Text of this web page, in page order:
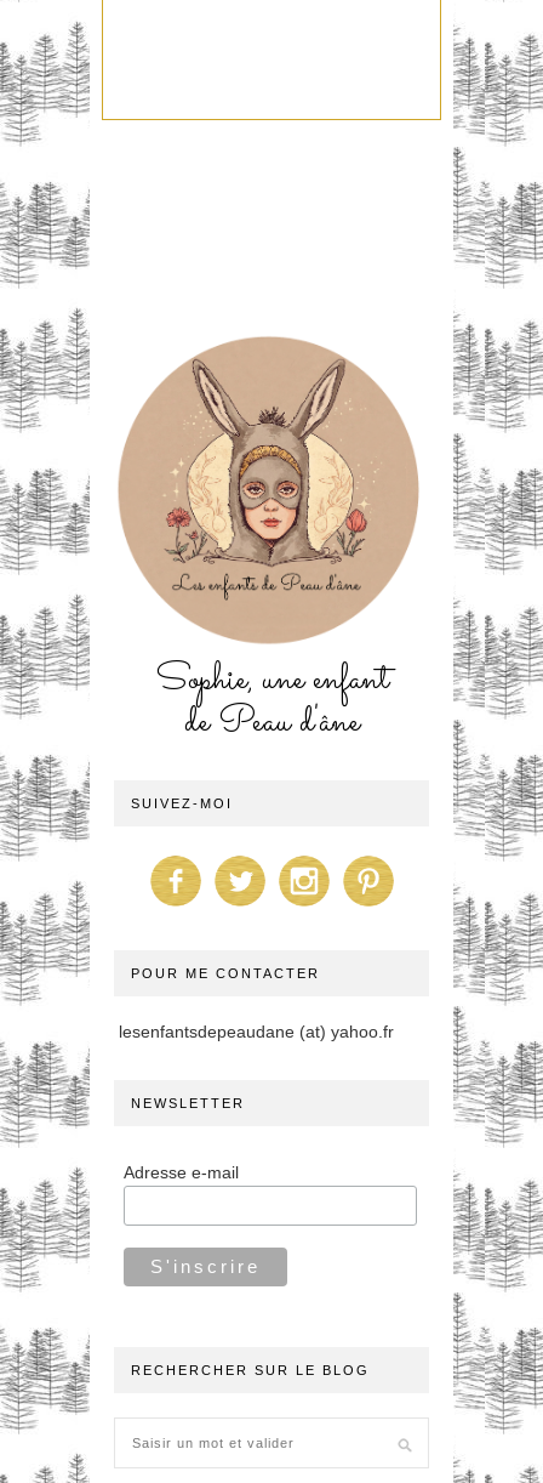
Sophie, une enfant
de Peau d'âne
SUIVEZ-MOI
POUR ME CONTACTER
lesenfantsdepeaudane (at) yahoo.fr
NEWSLETTER
Adresse e-mail
RECHERCHER SUR LE BLOG